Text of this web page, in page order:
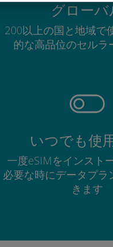
グローバ
200以上の国と地域で
的な高品位のセルラ
いつでも使
一度eSIMをインスト
必要な時にデータプラ
きます